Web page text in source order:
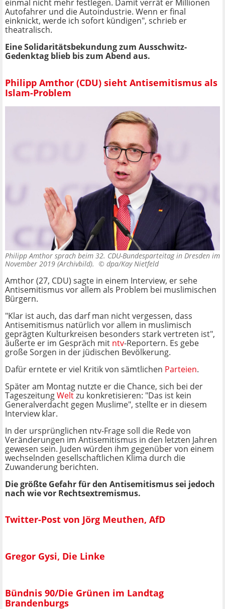
einmal nicht mehr festlegen. Damit verrät er Millionen
Autofahrer und die Autoindustrie. Wenn er final
einknickt, werde ich sofort kündigen", schrieb er
theatralisch.
Eine Solidaritätsbekundung zum Ausschwitz-
Gedenktag blieb bis zum Abend aus.
Philipp Amthor (CDU) sieht Antisemitismus als
Islam-Problem
Philipp Amthor sprach beim 32. CDU-Bundesparteitag in Dresden im
November 2019 (Archivbild). © dpa/Kay Nietfeld
Amthor (27, CDU) sagte in einem Interview, er sehe
Antisemitismus vor allem als Problem bei muslimischen
Bürgern.
"Klar ist auch, das darf man nicht vergessen, dass
Antisemitismus natürlich vor allem in muslimisch
geprägten Kulturkreisen besonders stark vertreten ist",
äußerte er im Gespräch mit ntv-Reportern. Es gebe
große Sorgen in der jüdischen Bevölkerung.
Dafür erntete er viel Kritik von sämtlichen Parteien.
Später am Montag nutzte er die Chance, sich bei der
TageszeitungWeltzu konkretisieren: "Das ist kein
Generalverdacht gegen Muslime", stellte er in diesem
Interview klar.
In der ursprünglichen ntv-Frage soll die Rede von
Veränderungen im Antisemitismus in den letzten Jahren
gewesen sein. Juden würden ihm gegenüber von einem
wechselnden gesellschaftlichen Klima durch die
Zuwanderung berichten.
Die größte Gefahr für den Antisemitismus sei jedoch
nach wie vor Rechtsextremismus.
Twitter-Post von Jörg Meuthen, AfD
Gregor Gysi, Die Linke
Bündnis 90/Die Grünen im Landtag
Brandenburgs